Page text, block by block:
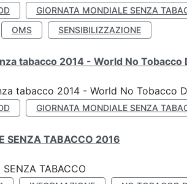
GIORNATA MONDIALE SENZA
OMS SENSIBILIZZAZIONE
tabacco 2014 - World No Tobacco
tabacco 2014 - World No Tobacco
GIORNATA MONDIALE SENZA
SENZA TABACCO 2016
SENZA TABACCO